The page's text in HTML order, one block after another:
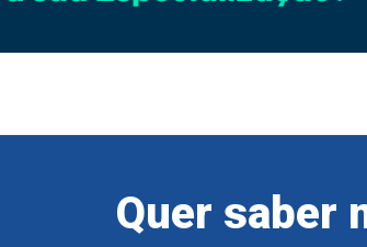
Quer saber